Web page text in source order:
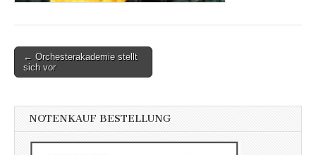
Post
navigation
← Orchesterakademie stellt
sich vor
NOTENKAUF BESTELLUNG